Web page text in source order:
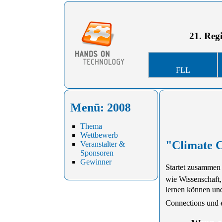
21.
FLL
Menü: 2008
Thema
Wettbewerb
Veranstalter &
Sponsoren
Gewinner
"Climate
Startet
wie
lernen können
Connections